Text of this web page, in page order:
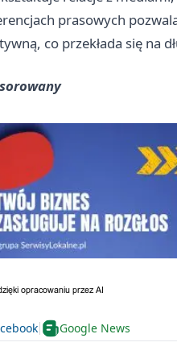
prasowych
co przekłada się na
Google News